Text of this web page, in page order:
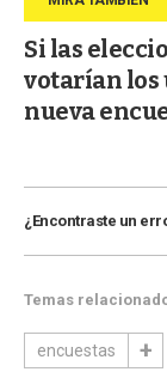
Si las
votarían los
nueva
¿Encontraste un
Temas
encuestas